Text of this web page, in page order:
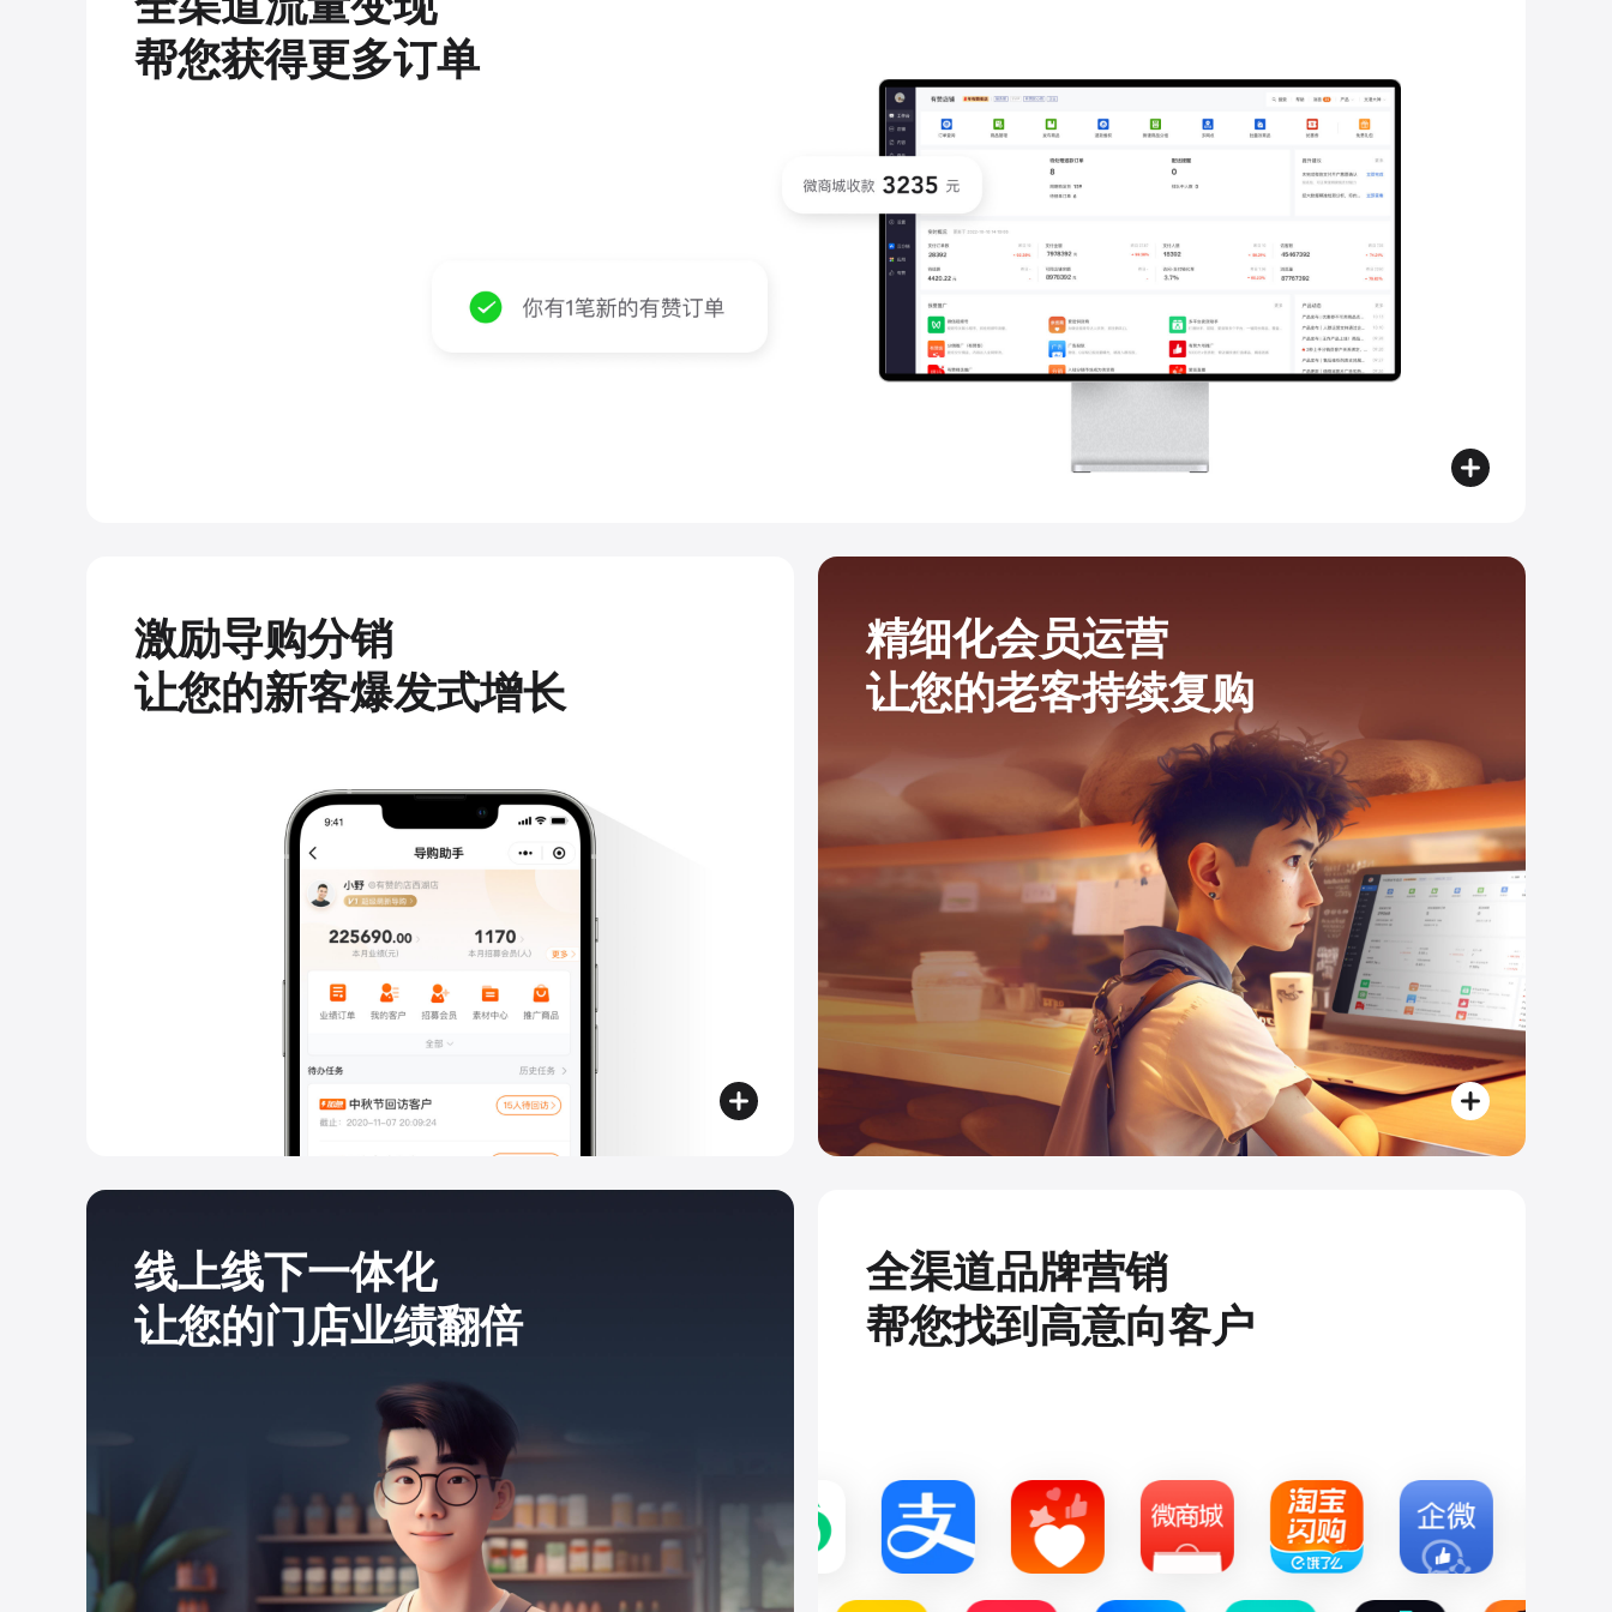
帮您获得更多订单
激励导购分销
让您的新客爆发式增长
精细化会员运营
让您的老客持续复购
线上线下一体化
让您的门店业绩翻倍
全渠道品牌营销
帮您找到高意向客户